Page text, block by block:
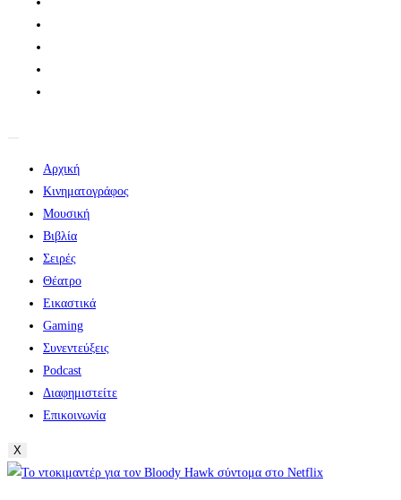
Αρχική
Κινηματογράφος
Μουσική
Βιβλία
Σειρές
Θέατρο
Εικαστικά
Gaming
Συνεντεύξεις
Podcast
Διαφημιστείτε
Επικοινωνία
X